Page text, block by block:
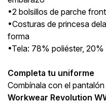
•2 bolsillos de parche
•Costuras de princesa
forma
•Tela: 78% poliéster,
Completa tu uniforme
Combínala con el
Workwear Revolution